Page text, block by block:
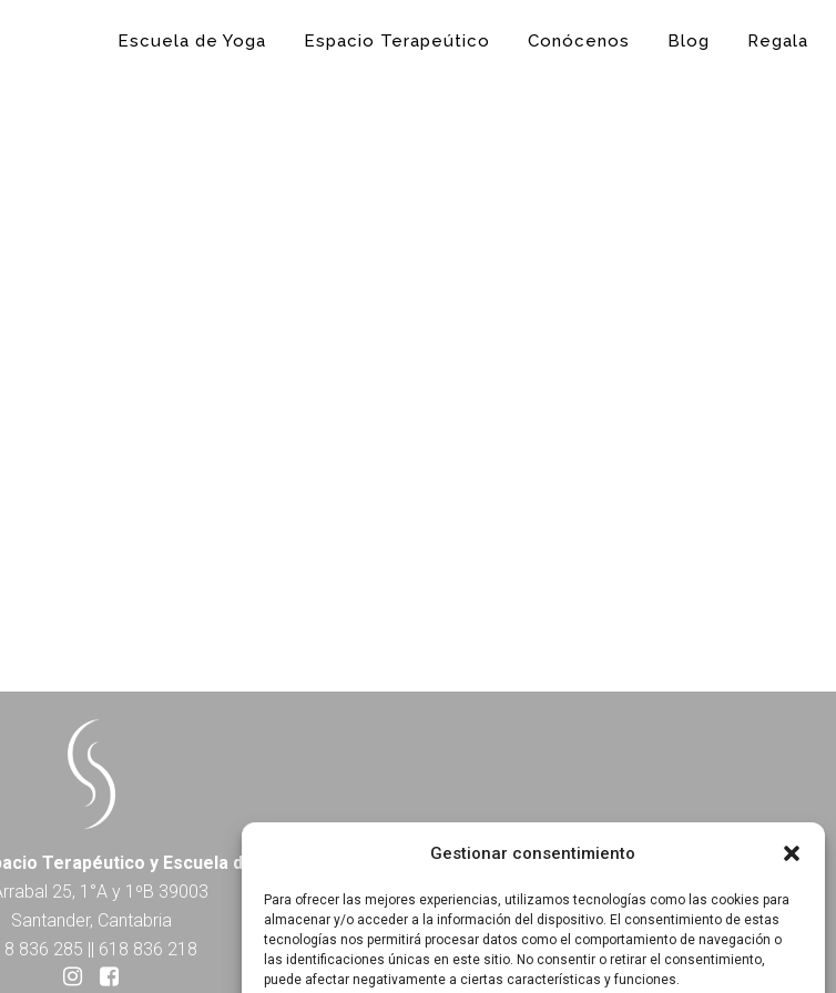
Gestionar consentimiento
Para ofrecer las mejores experiencias, utilizamos tecnologías como las cookies para
almacenar y/o acceder a la información del dispositivo. El consentimiento de estas
tecnologías nos permitirá procesar datos como el comportamiento de navegación o
las identificaciones únicas en este sitio. No consentir o retirar el consentimiento,
puede afectar negativamente a ciertas características y funciones.
Escuela de Yoga Espacio Terapeútico Conócenos Blog Regala
Terapéutico y Escuela de Yoga
25, 1°A y 1ºB 39003
Santander, Cantabria
836 285 || 618 836 218